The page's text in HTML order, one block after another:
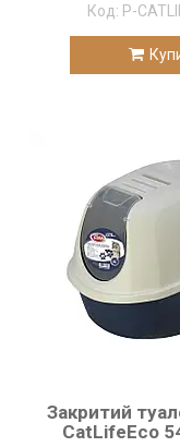
P-
Закритий
CatLifeEco